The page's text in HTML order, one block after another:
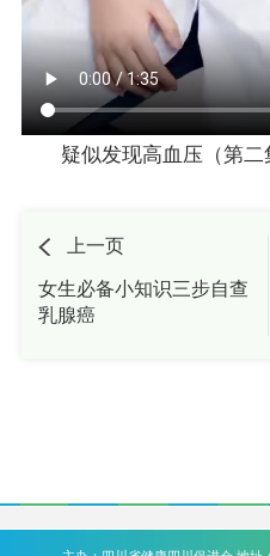
疑似发现高血压（第
上一页
女生必备小知识三步自查
乳腺癌